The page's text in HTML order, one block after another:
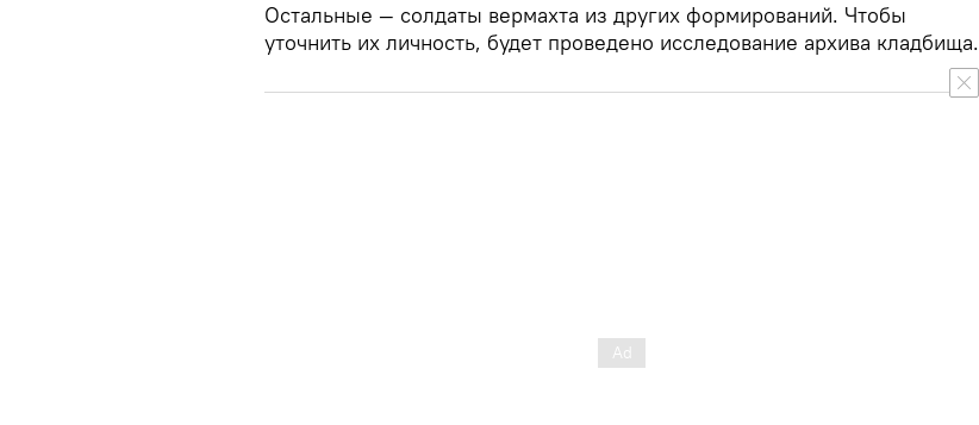
Остальные — солдаты вермахта из других формирований. Чтобы
уточнить их личность, будет проведено исследование архива кладбища.